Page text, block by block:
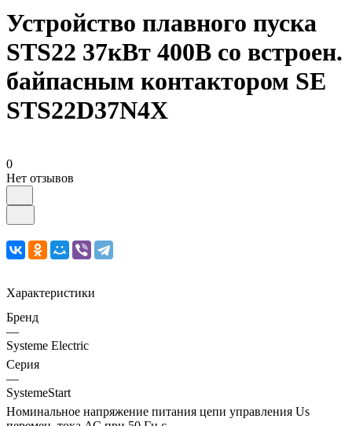
Устройство плавного пуска
STS22 37кВт 400В со встроен.
байпасным контактором SE
STS22D37N4X
0
Нет отзывов
Характеристики
Бренд
—
Systeme Electric
Серия
—
SystemeStart
Номинальное напряжение питания цепи управления Us